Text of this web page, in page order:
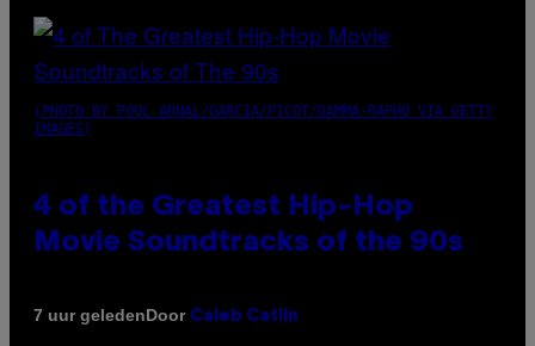
(PHOTO BY POOL ARNAL/GARCIA/PICOT/GAMMA-RAPHO VIA GETTY
IMAGES)
4 of the Greatest Hip-Hop
Movie Soundtracks of the 90s
7 uur geledenDoor Caleb Catlin